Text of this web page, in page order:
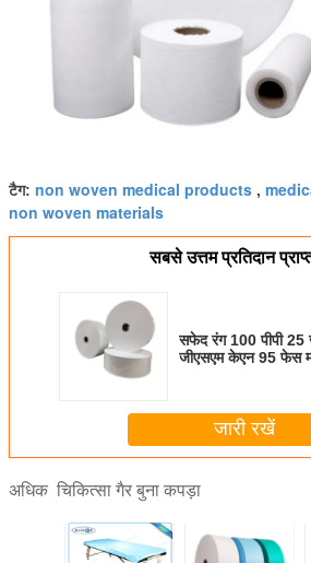
टैग: non woven medical products ,
non woven materials
सबसे उत्तम प्रतिदान
सफेद रंग 100 पीपी
जीएसएम केएन 95 फेस
जारी रखें
अधिक चिकित्सा गैर बुना कपड़ा